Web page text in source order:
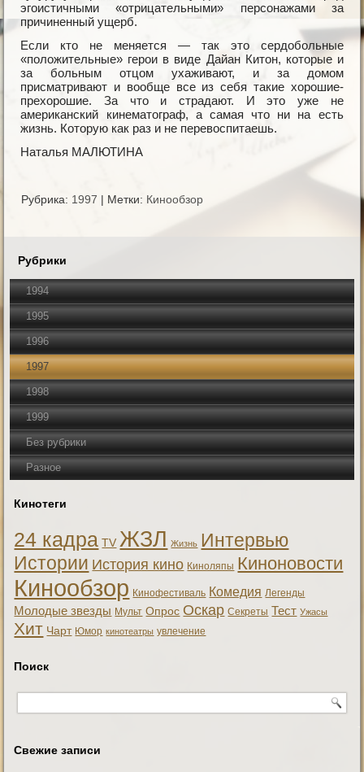
эгоистичными «отрицательными» персонажами за
причиненный ущерб.
Если кто не меняется — так это сердобольные
«положительные» герои в виде Дайан Китон, которые и
за больным отцом ухаживают, и за домом
присматривают и вообще все из себя такие хорошие-
прехорошие. За что и страдают. И это уже не
американский кинематограф, а самая что ни на есть
жизнь. Которую как раз и не перевоспитаешь.
Наталья МАЛЮТИНА
Рубрика: 1997 | Метки: Кинообзор
Рубрики
1994
1995
1996
1997
1998
1999
Без рубрики
Разное
Кинотеги
24 кадра TV ЖЗЛ Жизнь Интервью
Истории История кино Киноляпы Киноновости
Кинообзор Кинофестиваль Комедия Легенды
Молодые звезды Мульт Опрос Оскар Секреты Тест Ужасы
Хит Чарт Юмор кинотеатры увлечение
Поиск
Свежие записи